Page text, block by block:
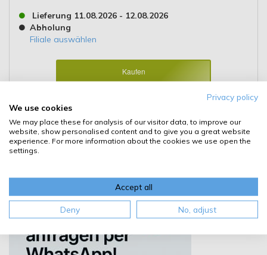
Lieferung 11.08.2026 - 12.08.2026
Abholung
Filiale auswählen
Kaufen
Privacy policy
We use cookies
We may place these for analysis of our visitor data, to improve our
website, show personalised content and to give you a great website
experience. For more information about the cookies we use open the
settings.
Accept all
Deny No, adjust